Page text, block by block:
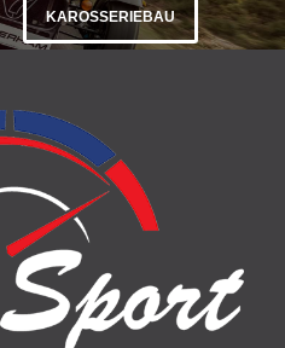
KAROSSERIEBAU